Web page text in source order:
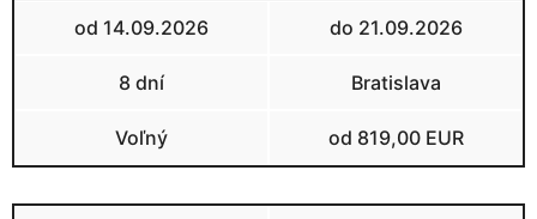
od 14.09.2026 do 21.09.2026
8 dní Bratislava
Voľný od 819,00 EUR